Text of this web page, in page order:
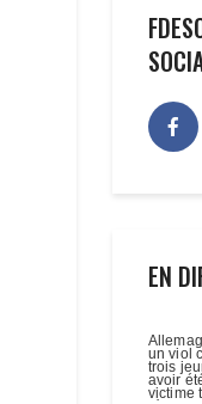
EN